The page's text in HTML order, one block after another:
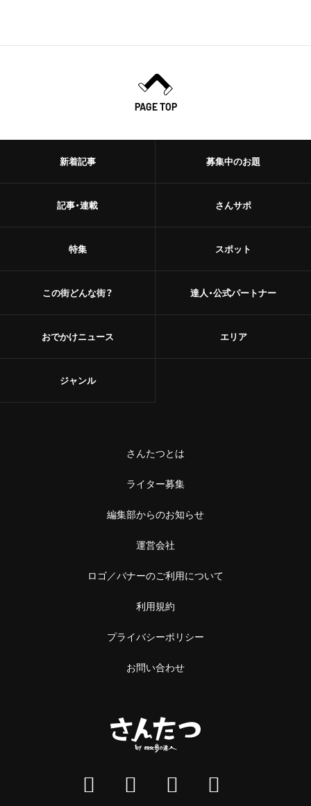
PAGE TOP
新着記事
記事・連載
特集
この街どんな街？
おでかけニュース
募集中のお題
さんサポ
スポット
達人・公式パートナー
エリア
ジャンル
さんたつとは
ライター募集
編集部からのお知らせ
運営会社
ロゴ／バナーのご利用について
利用規約
プライバシーポリシー
お問い合わせ